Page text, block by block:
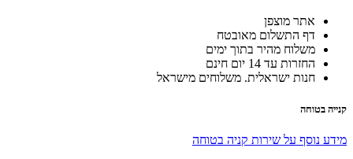
אתר מוצפן
דף התשלום מאובטח
משלוח מהיר בתוך ימים
החזרות עד 14 יום חינם
חנות ישראלית. משלוחים מישראל
קנייה בטוחה
מידע נוסף על שירות קניה בטוחה